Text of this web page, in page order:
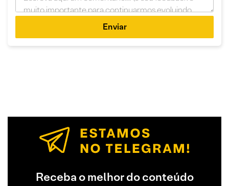
Enviar
Receba o melhor do conteúdo